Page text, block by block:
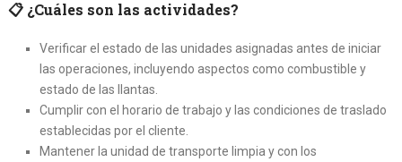
📋 ¿Cuáles son las actividades?
Verificar el estado de las unidades asignadas antes de iniciar
las operaciones, incluyendo aspectos como combustible y
estado de las llantas.
Cumplir con el horario de trabajo y las condiciones de traslado
establecidas por el cliente.
Mantener la unidad de transporte limpia y con los